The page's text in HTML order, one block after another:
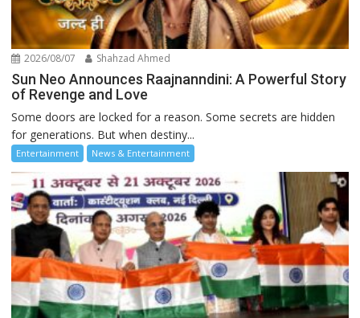
2026/08/07 Shahzad Ahmed
Sun Neo Announces Raajnanndini: A Powerful Story
of Revenge and Love
Some doors are locked for a reason. Some secrets are hidden
for generations. But when destiny...
Entertainment News & Entertainment